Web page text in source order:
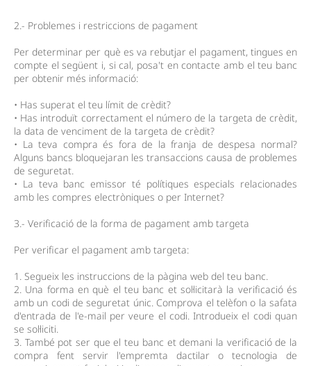
2.- Problemes i restriccions de pagament
Per determinar per què es va rebutjar el pagament, tingues en
compte el següent i, si cal, posa't en contacte amb el teu banc
per obtenir més informació:
• Has superat el teu límit de crèdit?
• Has introduït correctament el número de la targeta de crèdit,
la data de venciment de la targeta de crèdit?
• La teva compra és fora de la franja de despesa normal?
Alguns bancs bloquejaran les transaccions causa de problemes
de seguretat.
• La teva banc emissor té polítiques especials relacionades
amb les compres electròniques o per Internet?
3.- Verificació de la forma de pagament amb targeta
Per verificar el pagament amb targeta:
1. Segueix les instruccions de la pàgina web del teu banc.
2. Una forma en què el teu banc et sol·licitarà la verificació és
amb un codi de seguretat únic. Comprova el telèfon o la safata
d'entrada de l'e-mail per veure el codi. Introdueix el codi quan
se sol·liciti.
3. També pot ser que el teu banc et demani la verificació de la
compra fent servir l'empremta dactilar o tecnologia de